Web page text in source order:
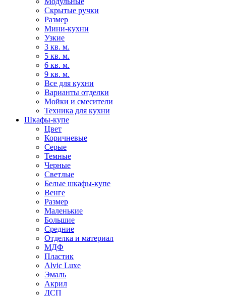
Скрытые ручки
Размер
Мини-кухни
Узкие
3 кв. м.
5 кв. м.
6 кв. м.
9 кв. м.
Все для кухни
Варианты отделки
Мойки и смесители
Техника для кухни
Шкафы-купе
Цвет
Коричневые
Серые
Темные
Черные
Светлые
Белые шкафы-купе
Венге
Размер
Маленькие
Большие
Средние
Отделка и материал
МДФ
Пластик
Alvic Luxe
Эмаль
Акрил
ДСП